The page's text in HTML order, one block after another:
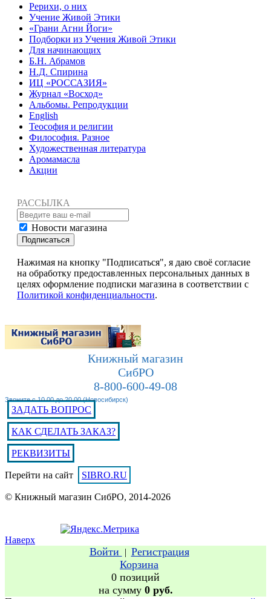
Рерихи, о них
Учение Живой Этики
«Грани Агни Йоги»
Подборки из Учения Живой Этики
Для начинающих
Б.Н. Абрамов
Н.Д. Спирина
ИЦ «РОССАЗИЯ»
Журнал «Восход»
Альбомы. Репродукции
English
Теософия и религии
Философия. Разное
Художественная литература
Аромамасла
Акции
РАССЫЛКА
Новости магазина
Подписаться
Нажимая на кнопку "Подписаться", я даю своё согласие
на обработку предоставленных персональных данных в
целях оформление подписки магазина в соответствии с
Политикой конфиденциальности.
Книжный магазин
СибРО
8-800-600-49-08
Звоните с 10.00 до 20.00 (Новосибирск)
ЗАДАТЬ ВОПРОС
КАК СДЕЛАТЬ ЗАКАЗ?
РЕКВИЗИТЫ
Перейти на сайт SIBRO.RU
© Книжный магазин СибРО, 2014-2026
Наверх
Войти | Регистрация
Корзина
0 позиций
на сумму 0 руб.